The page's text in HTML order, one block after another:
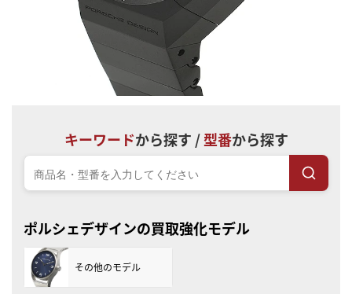
キーワードから探す /型番から探す
ポルシェデザインの買取強化モデル
その他のモデル